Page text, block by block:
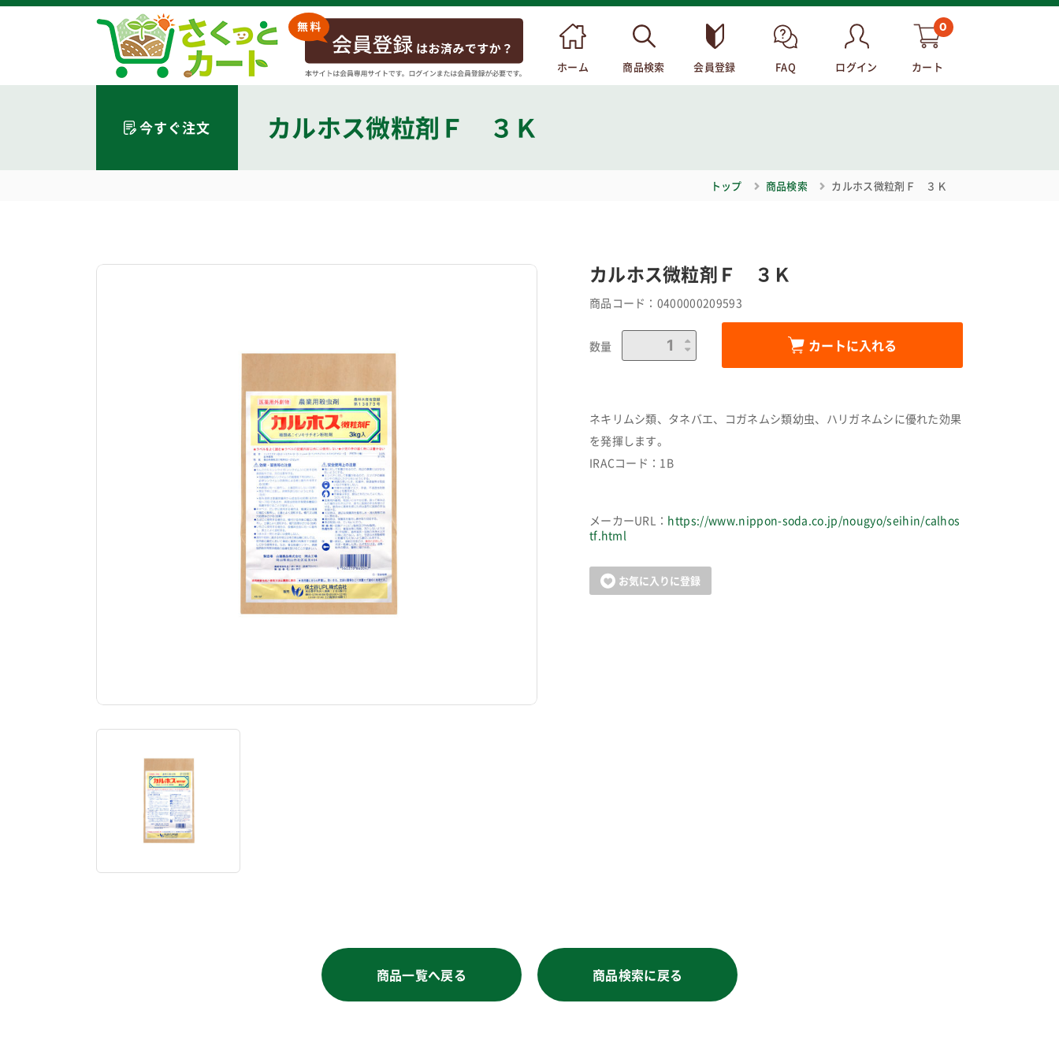
ホーム 商品検索 会員登録 FAQ ログイン
0
カート
今すぐ注文 カルホス微粒剤Ｆ ３Ｋ
トップ 商品検索 カルホス微粒剤Ｆ ３Ｋ
カルホス微粒剤Ｆ ３Ｋ
商品コード： 0400000209593
数量 カートに入れる
お買い物を続ける
ネキリムシ類、タネバエ、コガネムシ類幼虫、ハリガネムシに優れた効果
を発揮します。
IRACコード：1B
メーカーURL： https://www.nippon-soda.co.jp/nougyo/seihin/calhos
tf.html
お気に入りに登録
商品一覧へ戻る 商品検索に戻る